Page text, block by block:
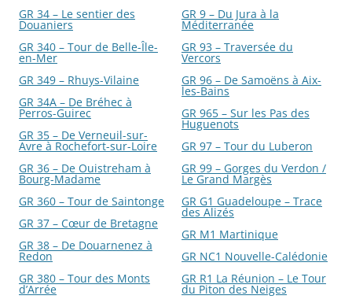
GR 34 – Le sentier des
Douaniers
GR 340 – Tour de Belle-Île-
en-Mer
GR 349 – Rhuys-Vilaine
GR 34A – De Bréhec à
Perros-Guirec
GR 35 – De Verneuil-sur-
Avre à Rochefort-sur-Loire
GR 36 – De Ouistreham à
Bourg-Madame
GR 360 – Tour de Saintonge
GR 37 – Cœur de Bretagne
GR 38 – De Douarnenez à
Redon
GR 380 – Tour des Monts
d’Arrée
GR 9 – Du Jura à la
Méditerranée
GR 93 – Traversée du
Vercors
GR 96 – De Samoëns à Aix-
les-Bains
GR 965 – Sur les Pas des
Huguenots
GR 97 – Tour du Luberon
GR 99 – Gorges du Verdon /
Le Grand Margès
GR G1 Guadeloupe – Trace
des Alizés
GR M1 Martinique
GR NC1 Nouvelle-Calédonie
GR R1 La Réunion – Le Tour
du Piton des Neiges